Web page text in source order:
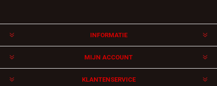
INFORMATIE
MIJN ACCOUNT
KLANTENSERVICE